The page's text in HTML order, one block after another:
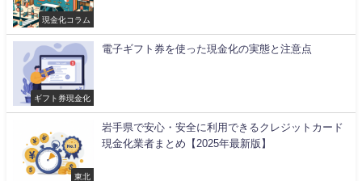
現金化コラム
ギフト券現金化
電子ギフト券を使った現金化の実態と注意点
東北
岩手県で安心・安全に利用できるクレジットカード
現金化業者まとめ【2025年最新版】